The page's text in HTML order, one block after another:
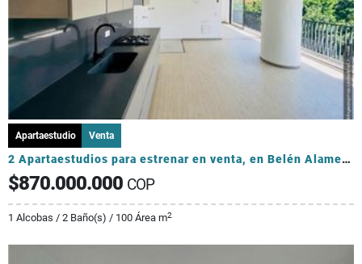
Apartaestudio Venta
2 Apartaestudios para estrenar en venta, en Belén Alameda-INVERSIONIST
$870.000.000 COP
1 Alcobas / 2 Baño(s) / 100 Área m2